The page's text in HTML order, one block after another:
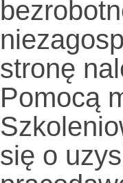
stronę
Pomocą
się o